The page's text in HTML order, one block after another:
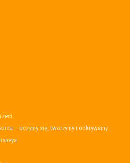
– uczymy się, tworzymy i odkrywamy